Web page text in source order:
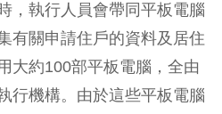
，執行人員會帶同平板電腦
有關申請住戶的資料及居住
大約100部平板電腦，全由
行機構。由於這些平板電腦